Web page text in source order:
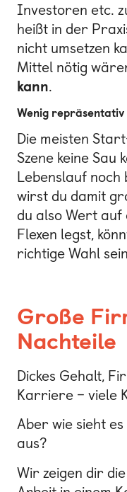
Investoren etc.
heißt in der
nicht umsetzen
Mittel nötig
kann.
Wenig repräsentativ
Die meisten
Szene keine Sau
Lebenslauf noch
wirst du damit
du also Wert auf
Flexen legst,
richtige Wahl
Große
Nachteile
Dickes Gehalt,
Karriere – viele
Aber wie sieht
aus?
Wir zeigen dir